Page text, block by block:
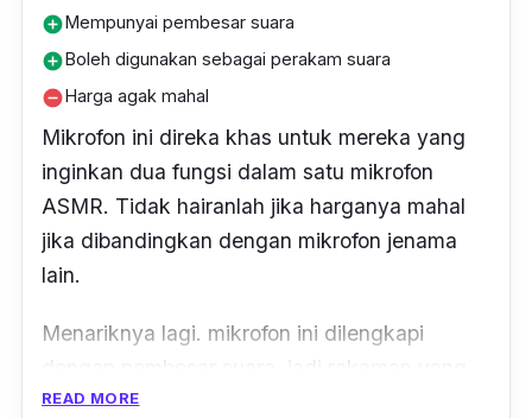
add_circleMempunyai pembesar suara
add_circleBoleh digunakan sebagai perakam suara
remove_circleHarga agak mahal
Mikrofon ini direka khas untuk mereka yang
inginkan dua fungsi dalam satu mikrofon
ASMR. Tidak hairanlah jika harganya mahal
jika dibandingkan dengan mikrofon jenama
lain.
Menariknya lagi. mikrofon ini dilengkapi
dengan pembesar suara, jadi rakaman yang
telah siap dihasilkan, boleh dimainkan semula
READ MORE